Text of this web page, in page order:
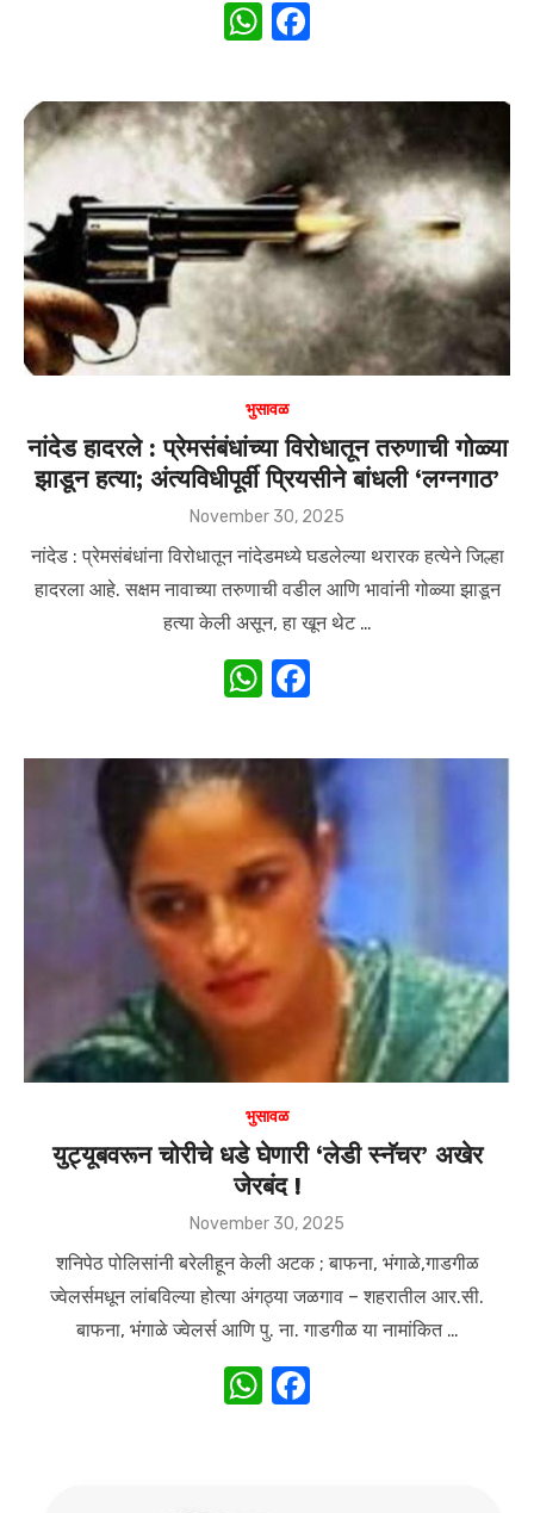
W
at
s
A
p
p
c
e
b
o
o
k
भुसावळ
नांदेड हादरले : प्रेमसंबंधांच्या विरोधातून तरुणाची गोळ्या
झाडून हत्या; अंत्यविधीपूर्वी प्रियसीने बांधली ‘लग्नगाठ’
Posted
November 30, 2025
नांदेड : प्रेमसंबंधांना विरोधातून नांदेडमध्ये घडलेल्या थरारक हत्येने जिल्हा
हादरला आहे. सक्षम नावाच्या तरुणाची वडील आणि भावांनी गोळ्या झाडून
हत्या केली असून, हा खून थेट …
W
at
A
p
p
c
e
b
o
o
k
भुसावळ
युट्यूबवरून चोरीचे धडे घेणारी ‘लेडी स्नॅचर’ अखेर
जेरबंद !
Posted
November 30, 2025
शनिपेठ पोलिसांनी बरेलीहून केली अटक ; बाफना, भंगाळे,गाडगीळ
ज्वेलर्समधून लांबविल्या होत्या अंगठ्या जळगाव – शहरातील आर.सी.
बाफना, भंगाळे ज्वेलर्स आणि पु. ना. गाडगीळ या नामांकित …
W